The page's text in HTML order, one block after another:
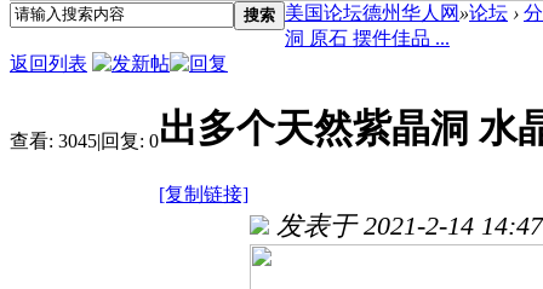
搜索 美国论坛德州华人网 »论坛 ›
洞 原石 摆件佳品 ...
返回列表
查看: 3045|回复: 0出多个天然紫晶洞 水
[复制链接]
发表于 2021-2-14